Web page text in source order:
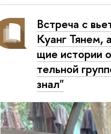
Встреча с
Куанг Тянем,
щие истории
тель­ной
знал"